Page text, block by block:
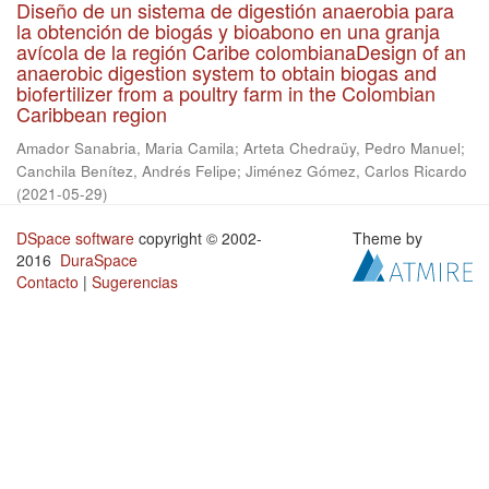
Diseño de un sistema de digestión anaerobia para
la obtención de biogás y bioabono en una granja
avícola de la región Caribe colombianaDesign of an
anaerobic digestion system to obtain biogas and
biofertilizer from a poultry farm in the Colombian
Caribbean region
Amador Sanabria, Maria Camila; Arteta Chedraüy, Pedro Manuel;
Canchila Benítez, Andrés Felipe; Jiménez Gómez, Carlos Ricardo
(2021-05-29)
DSpace software copyright © 2002-
2016 DuraSpace
Contacto | Sugerencias
Theme by